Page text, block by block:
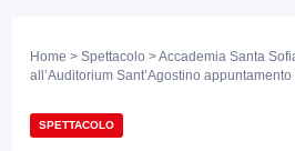
Home > Spettacolo > Accademia Santa
all’Auditorium Sant’Agostino
SPETTACOLO